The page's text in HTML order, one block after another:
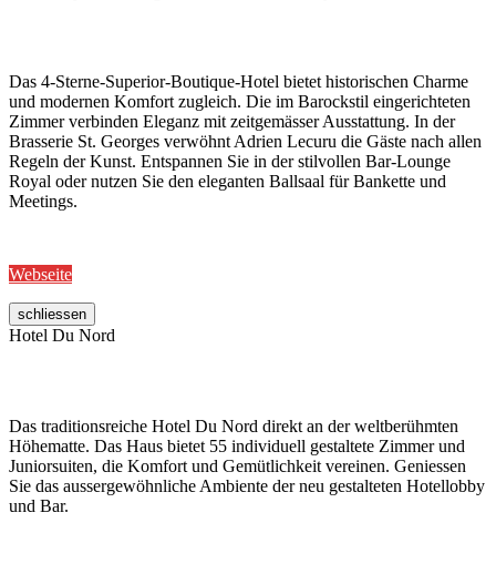
Das 4-Sterne-Superior-Boutique-Hotel bietet historischen Charme
und modernen Komfort zugleich. Die im Barockstil eingerichteten
Zimmer verbinden Eleganz mit zeitgemässer Ausstattung. In der
Brasserie St. Georges verwöhnt Adrien Lecuru die Gäste nach allen
Regeln der Kunst. Entspannen Sie in der stilvollen Bar-Lounge
Royal oder nutzen Sie den eleganten Ballsaal für Bankette und
Meetings.
Webseite
schliessen
Hotel Du Nord
Das traditionsreiche Hotel Du Nord direkt an der weltberühmten
Höhematte. Das Haus bietet 55 individuell gestaltete Zimmer und
Juniorsuiten, die Komfort und Gemütlichkeit vereinen. Geniessen
Sie das aussergewöhnliche Ambiente der neu gestalteten Hotellobby
und Bar.